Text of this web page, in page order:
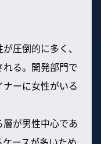
圧倒的に多く、
れる。開発部門で
ーに女性がいる
が男性中心であ